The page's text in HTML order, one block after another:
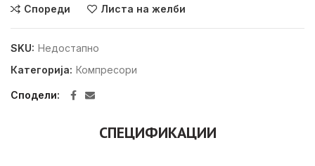
Спореди Листа на желби
SKU: Недостапно
Категорија: Компресори
Сподели
СПЕЦИФИКАЦИИ